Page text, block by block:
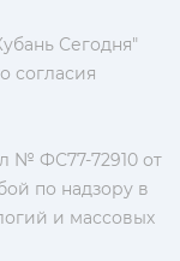
Сегодня"
согласия
№ ФС77-72910 от
по надзору в
и массовых